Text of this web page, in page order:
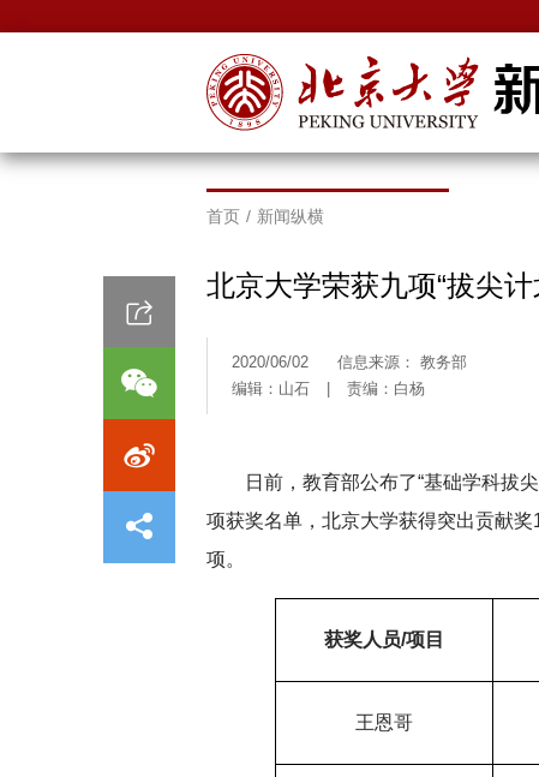
首页 / 新闻纵横
北京大学荣获九项“拔尖
2020/06/02
信息来源： ​教务部
编辑：山石
责编：白杨
日前，教育部公布了“基础学科拔
项获奖名单，北京大学获得突出贡献
项。
获奖人员/项目
王恩哥